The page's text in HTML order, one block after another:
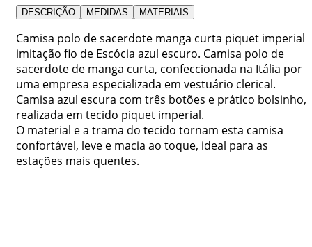
DESCRIÇÃO MEDIDAS MATERIAIS
Camisa polo de sacerdote manga curta piquet imperial
imitação fio de Escócia azul escuro. Camisa polo de
sacerdote de manga curta, confeccionada na Itália por
uma empresa especializada em vestuário clerical.
Camisa azul escura com três botões e prático bolsinho,
realizada em tecido piquet imperial.
O material e a trama do tecido tornam esta camisa
confortável, leve e macia ao toque, ideal para as
estações mais quentes.